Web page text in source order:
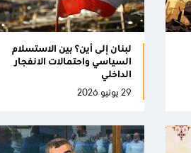
لبنان إلى أين؟ بين الاستسلام
السياسي واحتمالات الانفجار
الداخلي
29 يونيو 2026